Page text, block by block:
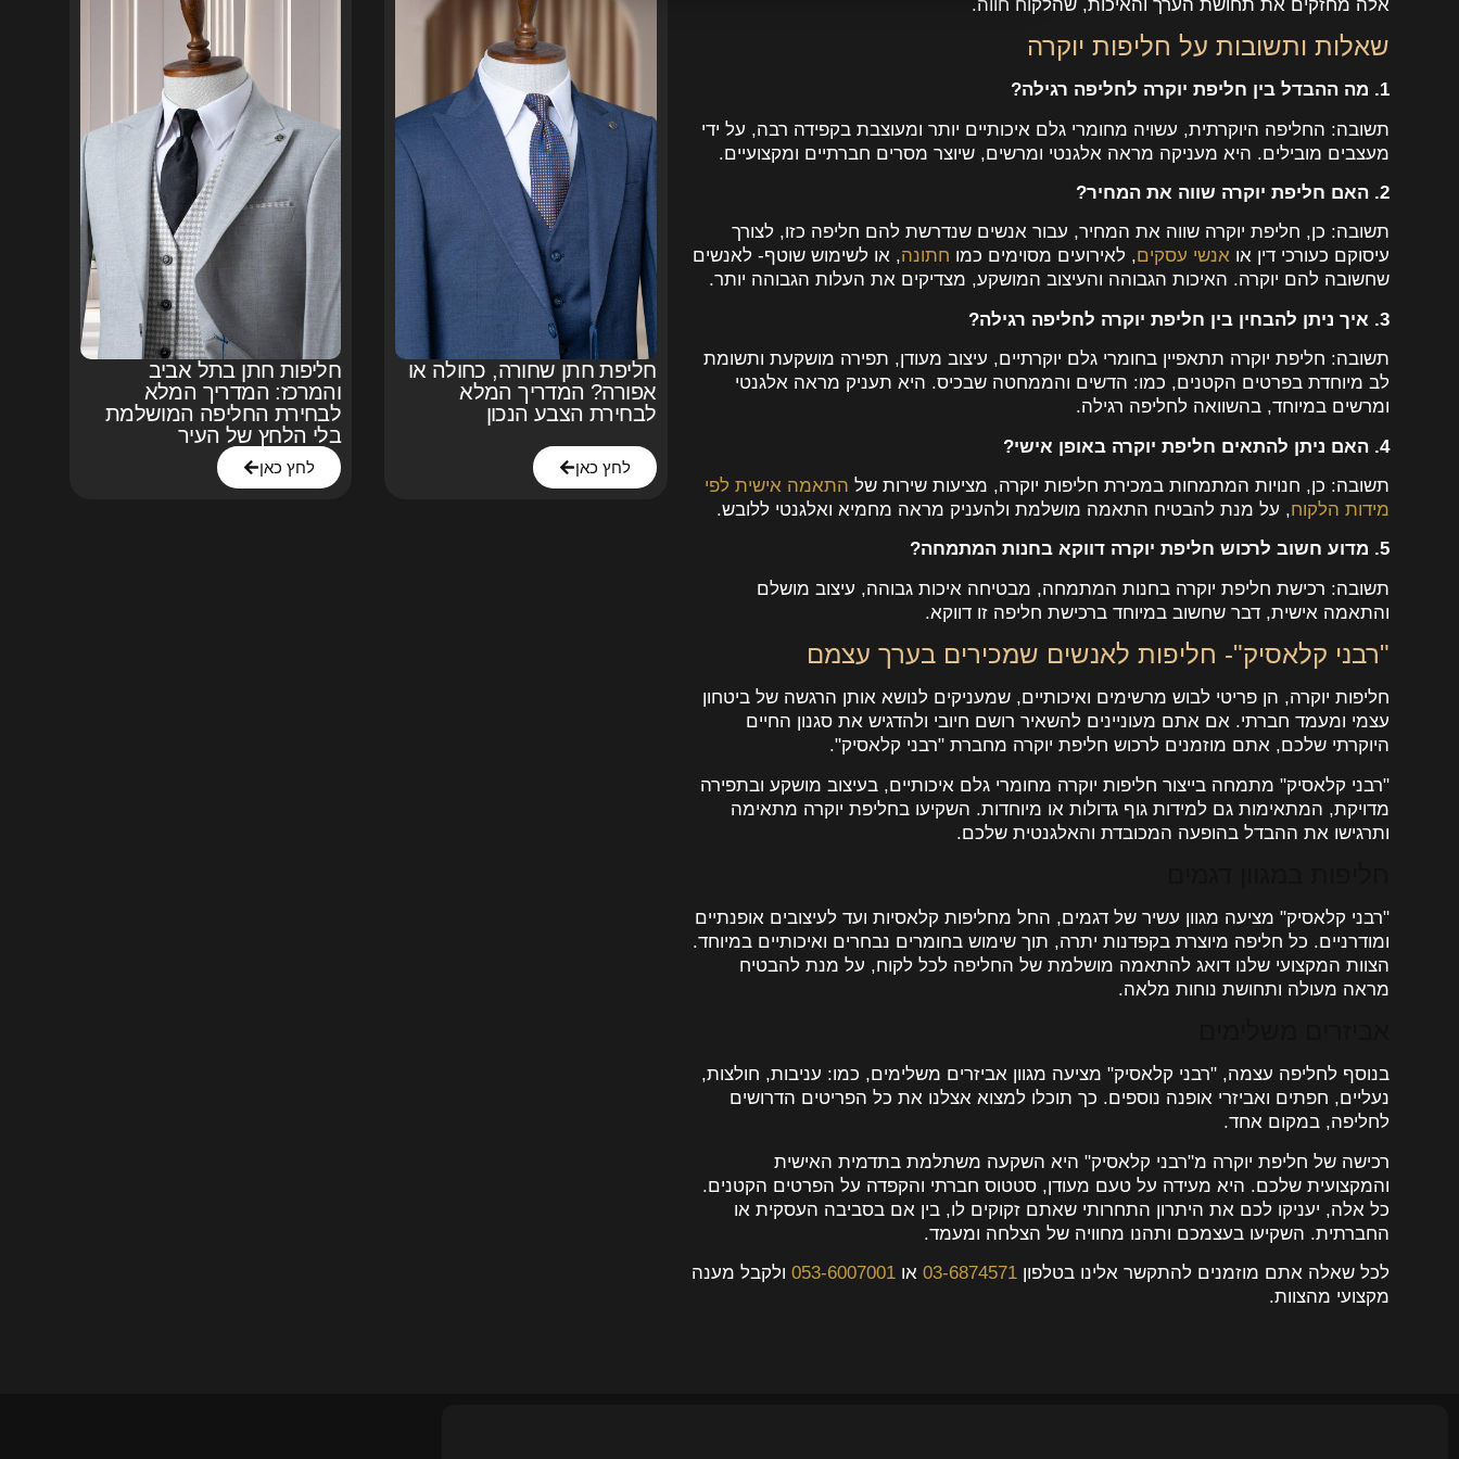
חליפת חתן שחורה, כחולה או
אפורה? המדריך המלא
לבחירת הצבע הנכון
לחץ כאן
חליפות חתן בתל אביב
והמרכז: המדריך המלא
לבחירת החליפה המושלמת
בלי הלחץ של העיר
לחץ כאן
אלה מחזקים את תחושת הערך והאיכות, שהלקוח חווה.
שאלות ותשובות על חליפות יוקרה
1. מה ההבדל בין חליפת יוקרה לחליפה רגילה?
תשובה: החליפה היוקרתית, עשויה מחומרי גלם איכותיים יותר ומעוצבת בקפידה רבה, על ידי
מעצבים מובילים. היא מעניקה מראה אלגנטי ומרשים, שיוצר מסרים חברתיים ומקצועיים.
2. האם חליפת יוקרה שווה את המחיר?
תשובה: כן, חליפת יוקרה שווה את המחיר, עבור אנשים שנדרשת להם חליפה כזו, לצורך
עיסוקם כעורכי דין או אנשי עסקים, לאירועים מסוימים כמו חתונה, או לשימוש שוטף- לאנשים
שחשובה להם יוקרה. האיכות הגבוהה והעיצוב המושקע, מצדיקים את העלות הגבוהה יותר.
3. איך ניתן להבחין בין חליפת יוקרה לחליפה רגילה?
תשובה: חליפת יוקרה תתאפיין בחומרי גלם יוקרתיים, עיצוב מעודן, תפירה מושקעת ותשומת
לב מיוחדת בפרטים הקטנים, כמו: הדשים והממחטה שבכיס. היא תעניק מראה אלגנטי
ומרשים במיוחד, בהשוואה לחליפה רגילה.
4. האם ניתן להתאים חליפת יוקרה באופן אישי?
תשובה: כן, חנויות המתמחות במכירת חליפות יוקרה, מציעות שירות של התאמה אישית לפי
מידות הלקוח, על מנת להבטיח התאמה מושלמת ולהעניק מראה מחמיא ואלגנטי ללובש.
5. מדוע חשוב לרכוש חליפת יוקרה דווקא בחנות המתמחה?
תשובה: רכישת חליפת יוקרה בחנות המתמחה, מבטיחה איכות גבוהה, עיצוב מושלם
והתאמה אישית, דבר שחשוב במיוחד ברכישת חליפה זו דווקא.
"רבני קלאסיק"- חליפות לאנשים שמכירים בערך עצמם
חליפות יוקרה, הן פריטי לבוש מרשימים ואיכותיים, שמעניקים לנושא אותן הרגשה של ביטחון
עצמי ומעמד חברתי. אם אתם מעוניינים להשאיר רושם חיובי ולהדגיש את סגנון החיים
היוקרתי שלכם, אתם מוזמנים לרכוש חליפת יוקרה מחברת "רבני קלאסיק".
"רבני קלאסיק" מתמחה בייצור חליפות יוקרה מחומרי גלם איכותיים, בעיצוב מושקע ובתפירה
מדויקת, המתאימות גם למידות גוף גדולות או מיוחדות. השקיעו בחליפת יוקרה מתאימה
ותרגישו את ההבדל בהופעה המכובדת והאלגנטית שלכם.
"רבני קלאסיק" מציעה מגוון עשיר של דגמים, החל מחליפות קלאסיות ועד לעיצובים אופנתיים
ומודרניים. כל חליפה מיוצרת בקפדנות יתרה, תוך שימוש בחומרים נבחרים ואיכותיים במיוחד.
הצוות המקצועי שלנו דואג להתאמה מושלמת של החליפה לכל לקוח, על מנת להבטיח
מראה מעולה ותחושת נוחות מלאה.
בנוסף לחליפה עצמה, "רבני קלאסיק" מציעה מגוון אביזרים משלימים, כמו: עניבות, חולצות,
נעליים, חפתים ואביזרי אופנה נוספים. כך תוכלו למצוא אצלנו את כל הפריטים הדרושים
לחליפה, במקום אחד.
רכישה של חליפת יוקרה מ"רבני קלאסיק" היא השקעה משתלמת בתדמית האישית
והמקצועית שלכם. היא מעידה על טעם מעודן, סטטוס חברתי והקפדה על הפרטים הקטנים.
כל אלה, יעניקו לכם את היתרון התחרותי שאתם זקוקים לו, בין אם בסביבה העסקית או
החברתית. השקיעו בעצמכם ותהנו מחוויה של הצלחה ומעמד.
לכל שאלה אתם מוזמנים להתקשר אלינו בטלפון 03-6874571או 053-6007001ולקבל מענה
מקצועי מהצוות.